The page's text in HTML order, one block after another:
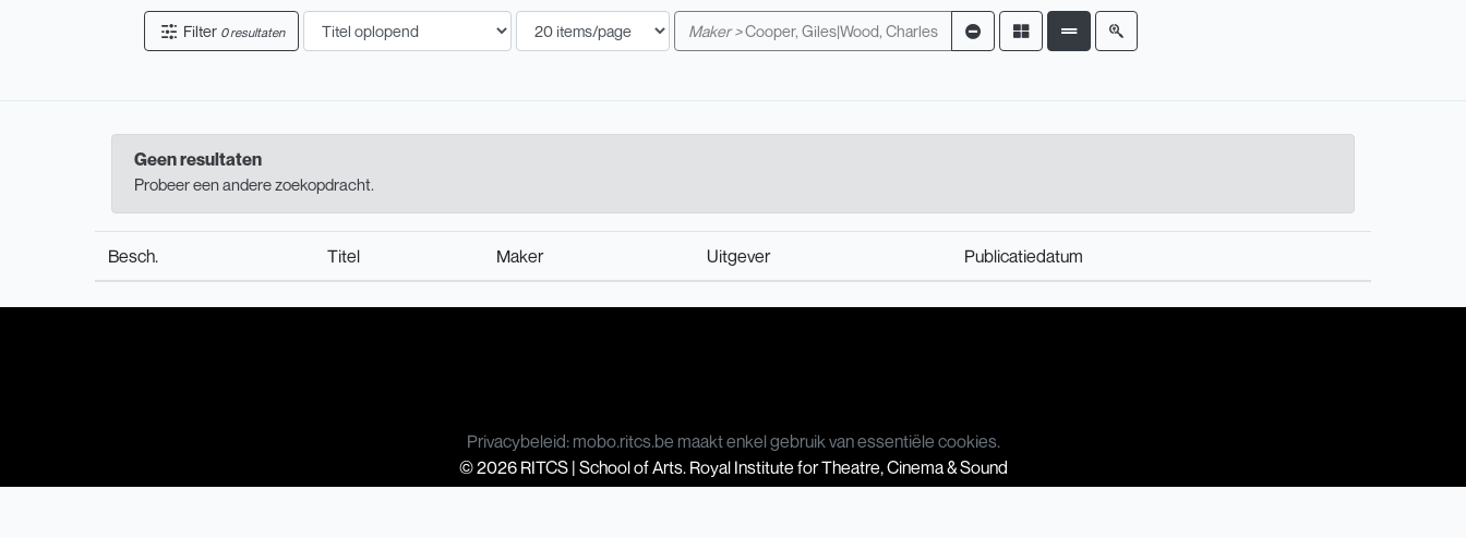
Filter 0 resultaten Maker >Cooper, Giles|Wood, Charles
Geen resultaten
Probeer een andere zoekopdracht.
Besch. Titel Maker Uitgever Publicatiedatum
Privacybeleid: mobo.ritcs.be maakt enkel gebruik van essentiële cookies.
© 2026 RITCS | School of Arts. Royal Institute for Theatre, Cinema & Sound